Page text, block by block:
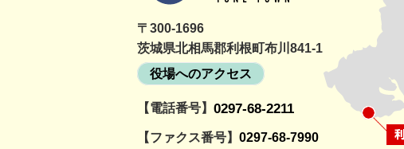
〒300-1696
茨城県北相馬郡利根町布川841-1
役場へのアクセス
【電話番号】 0297-68-2211
【ファクス番号】 0297-68-7990
町民活動情報サイト
詳細をみる
利根町社会福祉協議
会